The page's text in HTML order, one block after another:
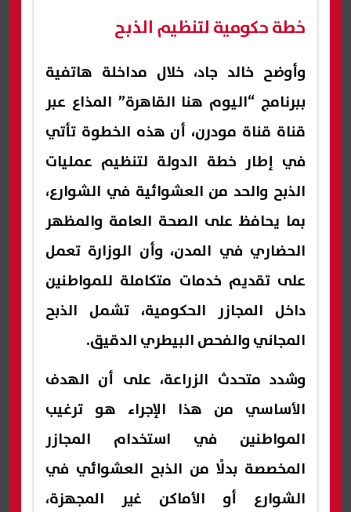
خطة حكومية لتنظيم الذبح
وأوضح خالد جاد، خلال مداخلة هاتفية
ببرنامج “اليوم هنا القاهرة” المذاع عبر
قناة قناة مودرن، أن هذه الخطوة تأتي
في إطار خطة الدولة لتنظيم عمليات
الذبح والحد من العشوائية في الشوارع،
بما يحافظ على الصحة العامة والمظهر
الحضاري في المدن، وأن الوزارة تعمل
على تقديم خدمات متكاملة للمواطنين
داخل المجازر الحكومية، تشمل الذبح
المجاني والفحص البيطري الدقيق.
وشدد متحدث الزراعة، على أن الهدف
الأساسي من هذا الإجراء هو ترغيب
المواطنين في استخدام المجازر
المخصصة بدلًا من الذبح العشوائي في
الشوارع أو الأماكن غير المجهزة،